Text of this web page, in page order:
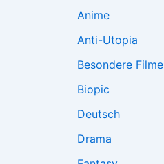
Anime
Anti-Utopia
Besondere Filme
Biopic
Deutsch
Drama